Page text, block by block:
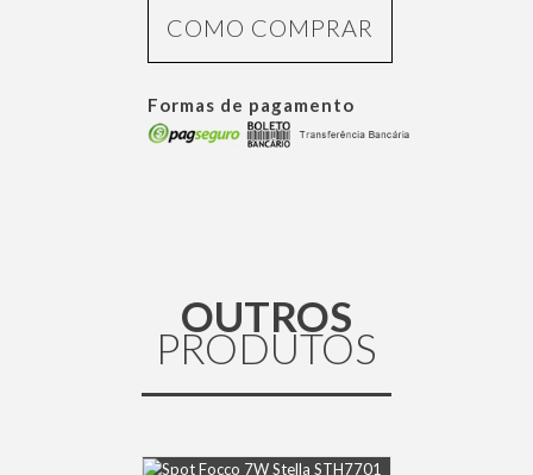
COMO COMPRAR
Formas de pagamento
OUTROS
PRODUTOS